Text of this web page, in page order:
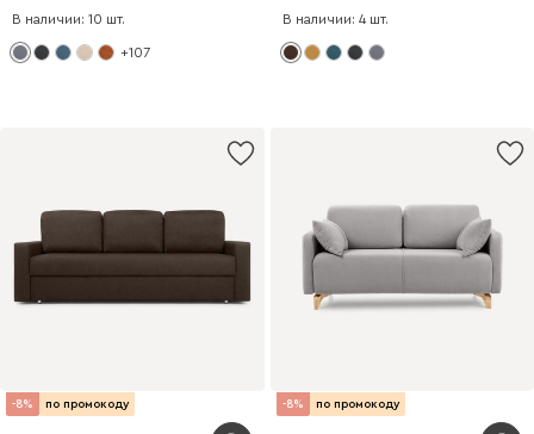
В наличии: 10 шт.
+107
В наличии: 4 шт.
-8% по промокоду -8% по промокоду